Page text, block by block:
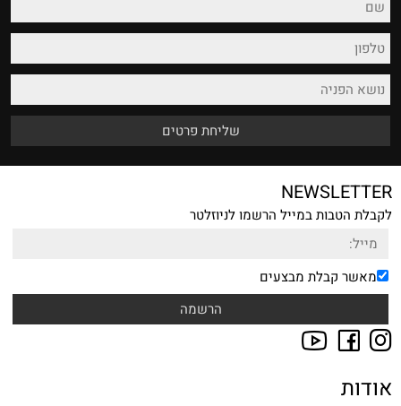
NEWSLETTER
לקבלת הטבות במייל הרשמו לניוזלטר
מאשר קבלת מבצעים
אודות